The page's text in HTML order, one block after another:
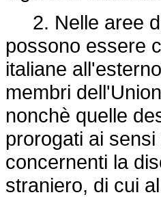
2. Nelle aree di
possono essere
italiane
membri
nonchè quelle
prorogati ai
concernenti la
straniero, di cui al